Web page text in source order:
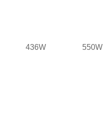
436W 550W